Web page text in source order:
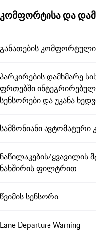
კომფორტისა და
განათების
პარკირების დამხმარე
ფრთებში
სენსორები და უკანა
სამზონიანი
ნაწილაკების/ყვავილის
ნახშირის ფილტრით
წვიმის სენსორი
Lane Departure Warning